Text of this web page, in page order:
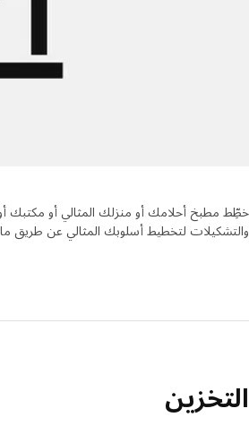
خطِّط مطبخ أحلامك أو منزلك المثالي أو مكتبك
والتشكيلات لتخطيط أسلوبك المثالي عن طريق
التخزين